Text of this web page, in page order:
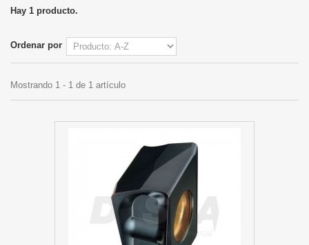
Hay 1 producto.
Ordenar por
Mostrando 1 - 1 de 1 artículo